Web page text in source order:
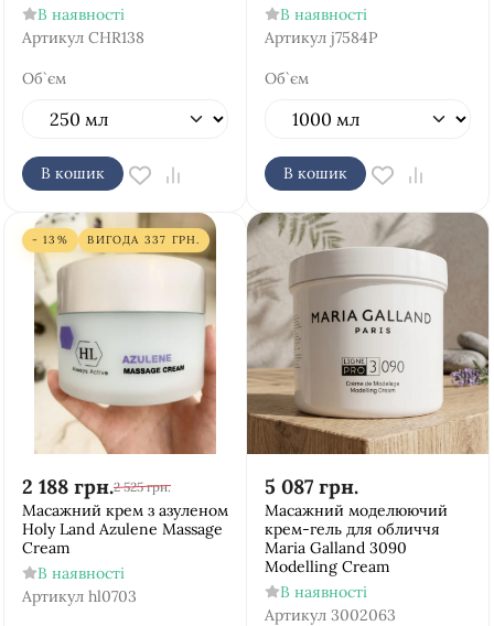
В наявності
Артикул CHR138
Об`єм
В кошик
В наявності
Артикул j7584P
Об`єм
В кошик
- 13% ВИГОДА 337 ГРН.
2 188 грн.2 525 грн.
Масажний крем з азуленом
Holy Land Azulene Massage
Cream
В наявності
Артикул hl0703
5 087 грн.
Масажний моделюючий
крем-гель для обличчя
Maria Galland 3090
Modelling Cream
В наявності
Артикул 3002063